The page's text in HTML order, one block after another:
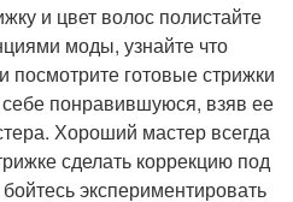
и цвет волос полистайте
моды, узнайте что
готовые стрижки
понравившуюся, взяв ее
Хороший мастер всегда
сделать коррекцию под
экспериментировать